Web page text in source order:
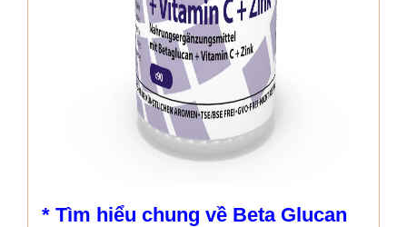
* Tìm hiểu chung về Beta Glucan